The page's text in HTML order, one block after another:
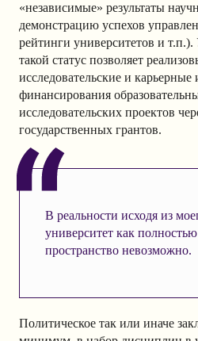
«независимые» результаты
демонстрацию успехов
рейтинги университетов и
такой статус позволяет
исследовательские и карьерные
финансирования
исследовательских проектов
государственных грантов.
В реальности исходя из
университет как
пространство невозможно.
Политическое так или иначе